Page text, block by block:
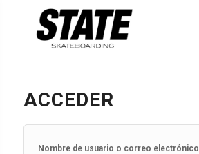
ACCEDER
Nombre de usuario o correo electrónico